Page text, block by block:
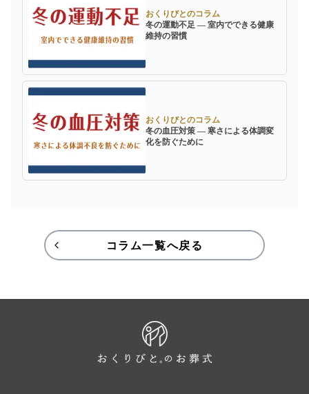
おくりびとのコラム
冬の運動不足 ― 室内でできる健康
維持の習慣
おくりびとのコラム
冬の血圧対策 ― 寒さによる体調変
化を防ぐために
コラム一覧へ戻る